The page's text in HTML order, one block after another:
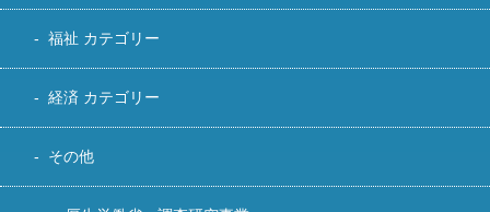
福祉 カテゴリー
経済 カテゴリー
その他